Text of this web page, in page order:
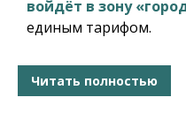
войдёт в зону
единым тарифом.
Читать полностью